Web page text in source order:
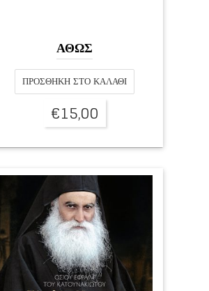
ΑΘΩΣ
ΠΡΟΣΘΉΚΗ ΣΤΟ ΚΑΛΆΘΙ
€15,00